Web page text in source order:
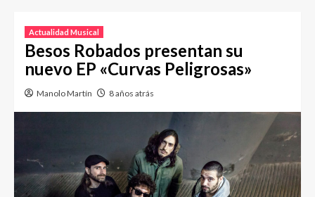
Actualidad Musical
Besos Robados presentan su
nuevo EP «Curvas Peligrosas»
Manolo Martín 8 años atrás